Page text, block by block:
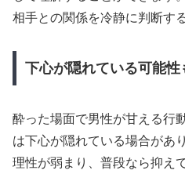
相手との関係を冷静に判断す
下心が隠れている可能性
酔った場面で男性が甘える行
は下心が隠れている場合があ
理性が弱まり、普段なら抑え